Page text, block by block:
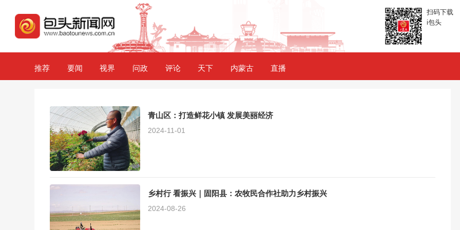
扫码下载
i包头
推荐 要闻 视界 问政 评论 天下 内蒙古 直播
青山区：打造鲜花小镇 发展美丽经济
2024-11-01
乡村行 看振兴｜固阳县：农牧民合作社助力乡村振兴
2024-08-26